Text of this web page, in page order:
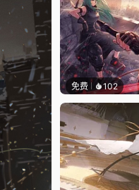
免费 102